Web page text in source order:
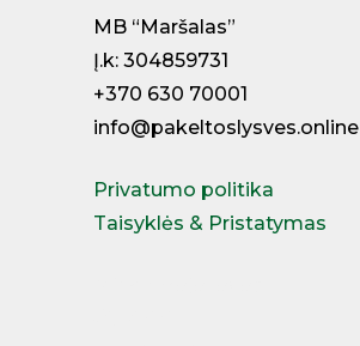
MB “Maršalas”
Į.k: 304859731
+370 630 70001
info@pakeltoslysves.online
Privatumo politika
Taisyklės & Pristatymas